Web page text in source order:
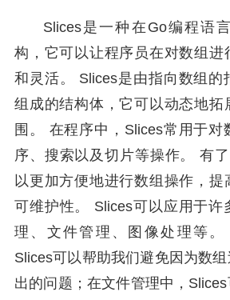
Slices是一种在Go编程语
构，它可以让程序员在对数组进
和灵活。 Slices是由指向数组的
组成的结构体，它可以动态地拓
围。 在程序中，Slices常用于对
序、搜索以及切片等操作。 有
以更加方便地进行数组操作，提
可维护性。 Slices可以应用于许
理、文件管理、图像处理等。
Slices可以帮助我们避免因为数
出的问题；在文件管理中，